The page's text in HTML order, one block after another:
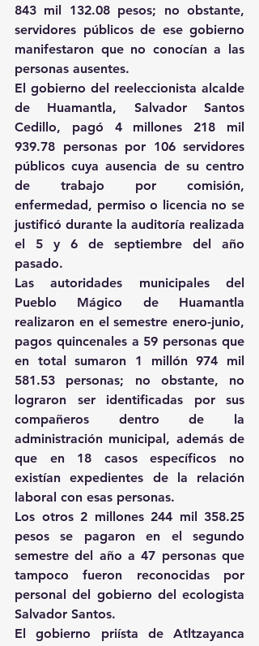
843 mil 132.08 pesos; no obstante,
servidores públicos de ese gobierno
manifestaron que no conocían a las
personas ausentes.
El gobierno del reeleccionista alcalde
de Huamantla, Salvador Santos
Cedillo, pagó 4 millones 218 mil
939.78 personas por 106 servidores
públicos cuya ausencia de su centro
de trabajo por comisión,
enfermedad, permiso o licencia no se
justificó durante la auditoría realizada
el 5 y 6 de septiembre del año
pasado.
Las autoridades municipales del
Pueblo Mágico de Huamantla
realizaron en el semestre enero-junio,
pagos quincenales a 59 personas que
en total sumaron 1 millón 974 mil
581.53 personas; no obstante, no
lograron ser identificadas por sus
compañeros dentro de la
administración municipal, además de
que en 18 casos específicos no
existían expedientes de la relación
laboral con esas personas.
Los otros 2 millones 244 mil 358.25
pesos se pagaron en el segundo
semestre del año a 47 personas que
tampoco fueron reconocidas por
personal del gobierno del ecologista
Salvador Santos.
El gobierno priísta de Atltzayanca